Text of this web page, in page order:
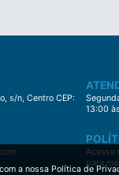
s/n, Centro CEP:
13:00
Acesse
para
a nossa Política de